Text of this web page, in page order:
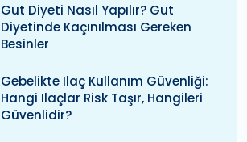
Gut Diyeti Nasıl Yapılır? Gut
Diyetinde Kaçınılması Gereken
Besinler
Gebelikte Ilaç Kullanım Güvenliği:
Hangi Ilaçlar Risk Taşır, Hangileri
Güvenlidir?